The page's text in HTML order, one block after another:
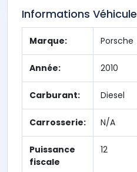
Informations Véhicule
Marque: Porsche
Année: 2010
Carburant: Diesel
Carrosserie: N/A
Puissance
fiscale
12